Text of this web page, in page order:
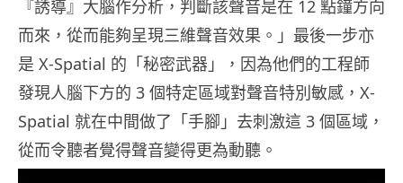
『誘導』大腦作分析，判斷該聲音是在 12 點鐘方向
而來，從而能夠呈現三維聲音效果。」最後一步亦
是 X-Spatial 的「秘密武器」，因為他們的工程師
發現人腦下方的 3 個特定區域對聲音特別敏感，X-
Spatial 就在中間做了「手腳」去刺激這 3 個區域，
從而令聽者覺得聲音變得更為動聽。